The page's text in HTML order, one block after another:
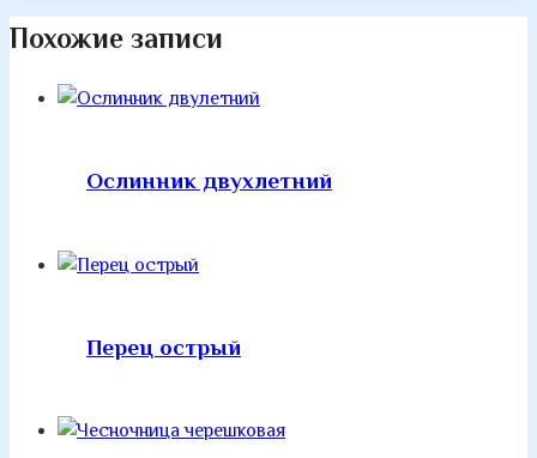
Похожие записи
Ослинник двухлетний
Перец острый